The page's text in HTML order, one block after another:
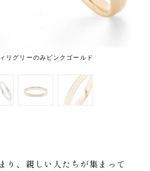
リグリーのみピンクゴールド
り、親しい人たちが集まって